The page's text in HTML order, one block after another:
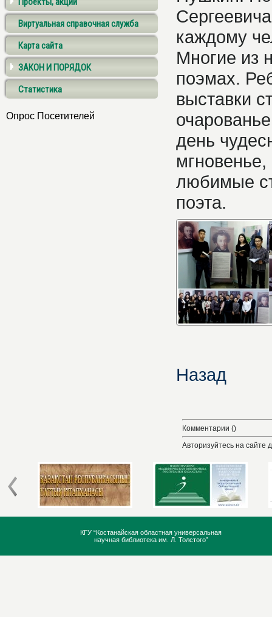
Виртуальная справочная служба
Карта сайта
ЗАКОН И ПОРЯДОК
Статистика
Опрос Посетителей
каждому
Многие из
поэмах.
выставки
день
любимые
поэта.
Назад
Комментарии ()
Авторизуйтесь на сайте
КГУ “Костанайская областная универсальная
научная библиотека им. Л. Толстого”